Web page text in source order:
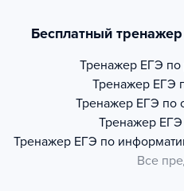
Бесплатный
Тренажер ЕГЭ по
Тренажер ЕГЭ
Тренажер ЕГЭ по
Тренажер
Тренажер ЕГЭ по
Все